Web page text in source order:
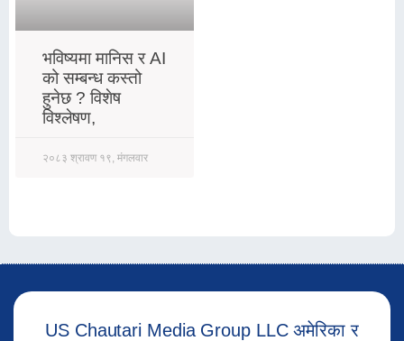
भविष्यमा मानिस र AI
को सम्बन्ध कस्तो
हुनेछ ? विशेष
विश्लेषण,
२०८३ श्रावण १९, मंगलवार
US Chautari Media Group LLC अमेरिका र